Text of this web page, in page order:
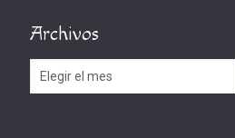
Archivos
Archivos